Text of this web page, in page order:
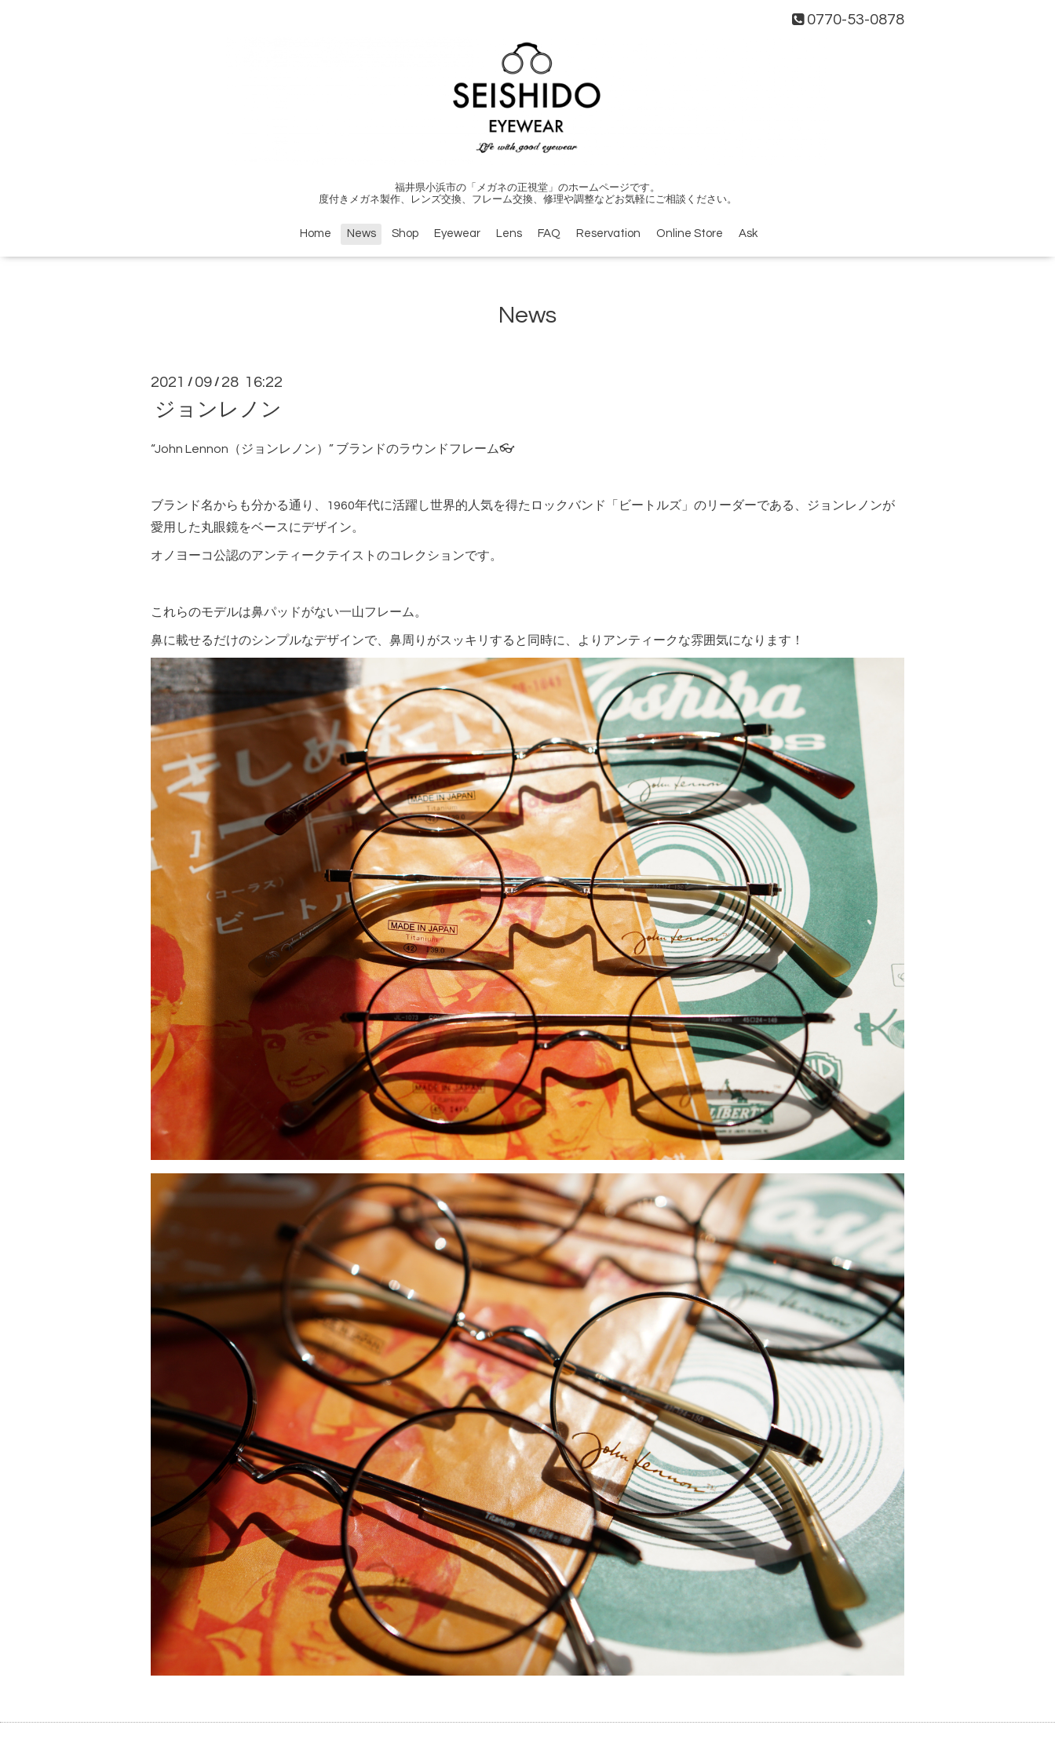
0770-53-0878
福井県小浜市の「メガネの正視堂」のホームページです。
度付きメガネ製作、レンズ交換、フレーム交換、修理や調整などお気軽にご相談ください。
Home News Shop Eyewear Lens FAQ Reservation Online Store Ask
News
2021 / 09 / 28 16:22
ジョンレノン
“John Lennon（ジョンレノン）” ブランドのラウンドフレーム👓
ブランド名からも分かる通り、1960年代に活躍し世界的人気を得たロックバンド「ビートルズ」のリーダーである、ジョンレノンが
愛用した丸眼鏡をベースにデザイン。
オノヨーコ公認のアンティークテイストのコレクションです。
これらのモデルは鼻パッドがない一山フレーム。
鼻に載せるだけのシンプルなデザインで、鼻周りがスッキリすると同時に、よりアンティークな雰囲気になります！